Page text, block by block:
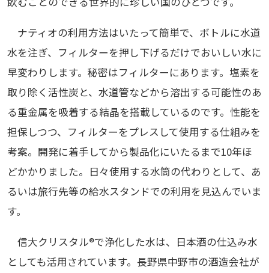
ナティオの利用方法はいたって簡単で、ボトルに水道
水を注ぎ、フィルターを押し下げるだけでおいしい水に
早変わりします。秘密はフィルターにあります。塩素を
取り除く活性炭と、水道管などから溶出する可能性のあ
る重金属を吸着する結晶を搭載しているのです。性能を
担保しつつ、フィルターをプレスして使用する仕組みを
考案。開発に着手してから製品化にいたるまで10年ほ
どかかりました。日々使用する水筒の代わりとして、あ
るいは旅行先等の給水スタンドでの利用を見込んでいま
す。
信大クリスタル®で浄化した水は、日本酒の仕込み水
としても活用されています。長野県中野市の酒造会社が